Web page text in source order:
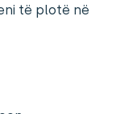
të plotë në